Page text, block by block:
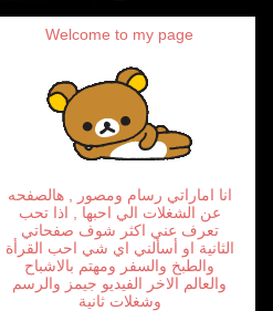
Welcome to my page
انا اماراتي رسام ومصور , هالصفحه
عن الشغلات الي احبها , اذا تحب
تعرف عني اكثر شوف صفحاتي
الثانية او أسألني اي شي احب القرأة
والطبخ والسفر ومهتم بالاشباح
والعالم الاخر الفيديو جيمز والرسم
وشغلات ثانية